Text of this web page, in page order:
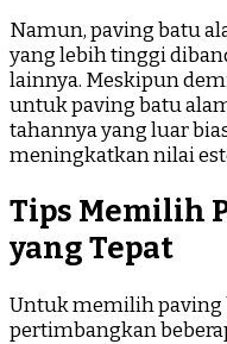
Namun, paving batu
yang lebih tinggi
lainnya. Meskipun
untuk paving batu
tahannya yang luar
meningkatkan nilai
Tips Memilih
yang Tepat
Untuk memilih paving
pertimbangkan